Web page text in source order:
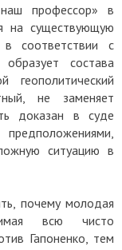
профессор» в
на существующую
в соответствии с
состава
не заменяет
доказан в суде
ситуацию в
почему молодая
всю чисто
Гапоненко, тем